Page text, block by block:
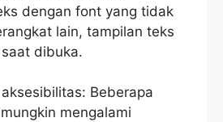
dengan font yang tidak
lain, tampilan teks
dibuka.
Beberapa
mengalami